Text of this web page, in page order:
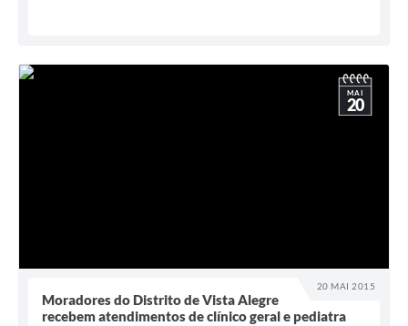
20 MAI 2015
MAI
20
Moradores do Distrito de Vista Alegre
recebem atendimentos de clínico geral e pediatra